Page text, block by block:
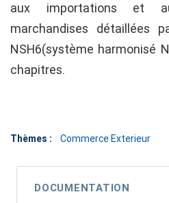
aux importations et
marchandises détaillées
NSH6(système harmonisé
chapitres.
Thèmes : Commerce Exterieur
DOCUMENTATION